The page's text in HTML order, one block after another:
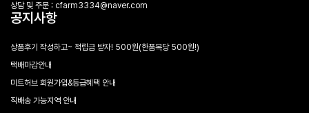
상담 및 주문 : cfarm3334@naver.com
공지사항
상품후기 작성하고~ 적립금 받자! 500원(한품목당 500원!)
택배마감안내
미트허브 회원가입&등급혜택 안내
직배송 가능지역 안내